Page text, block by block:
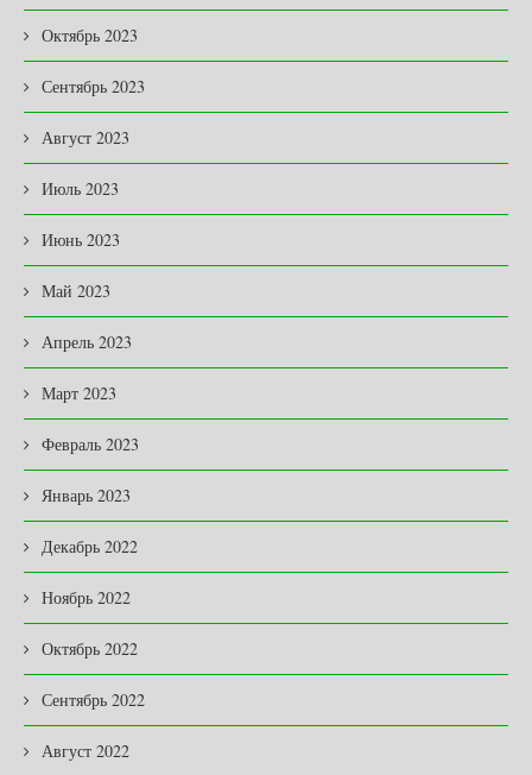
Октябрь 2023
Сентябрь 2023
Август 2023
Июль 2023
Июнь 2023
Май 2023
Апрель 2023
Март 2023
Февраль 2023
Январь 2023
Декабрь 2022
Ноябрь 2022
Октябрь 2022
Сентябрь 2022
Август 2022